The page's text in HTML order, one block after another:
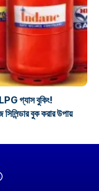
গ্যাস বুকিং!
বুক করার উপায়